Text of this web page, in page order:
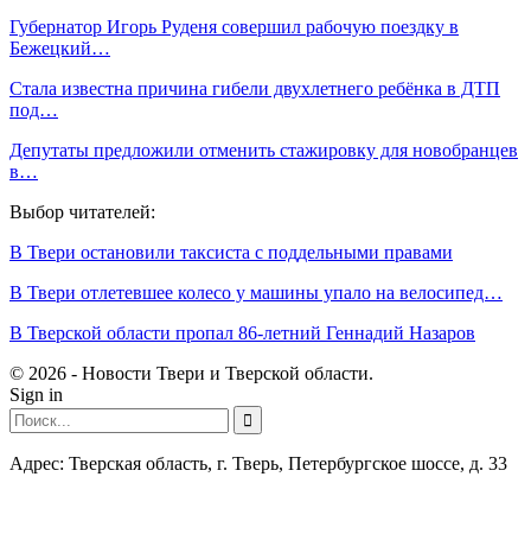
Губернатор Игорь Руденя совершил рабочую поездку в
Бежецкий…
Стала известна причина гибели двухлетнего ребёнка в ДТП
под…
Депутаты предложили отменить стажировку для новобранцев
в…
Выбор читателей:
В Твери остановили таксиста с поддельными правами
В Твери отлетевшее колесо у машины упало на велосипед…
В Тверской области пропал 86-летний Геннадий Назаров
© 2026 - Новости Твери и Тверской области.
Sign in
Адрес: Тверская область, г. Тверь, Петербургское шоссе, д. 33